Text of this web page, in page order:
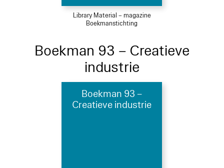
Library Material – magazine
Boekmanstichting
Boekman 93 – Creatieve
industrie
Boekman 93 –
Creatieve industrie